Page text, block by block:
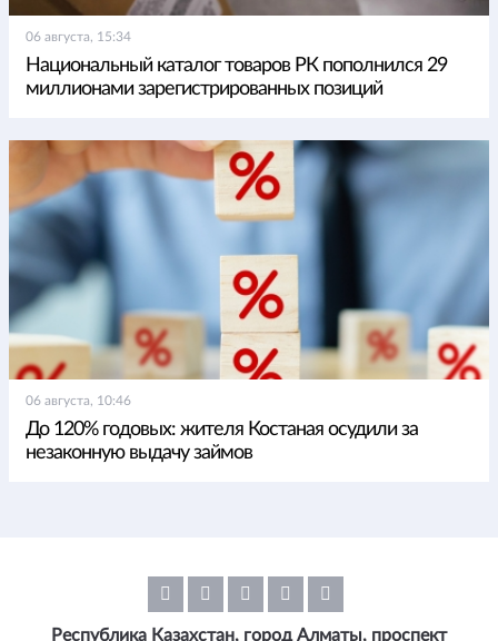
06 августа, 15:34
Национальный каталог товаров РК пополнился 29
миллионами зарегистрированных позиций
06 августа, 10:46
До 120% годовых: жителя Костаная осудили за
незаконную выдачу займов
Республика Казахстан, город Алматы, проспект